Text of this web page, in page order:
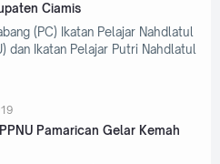
Ciamis
(PC) Ikatan Pelajar Nahdlatul
dan Ikatan Pelajar Putri Nahdlatul
Pamarican Gelar Kemah